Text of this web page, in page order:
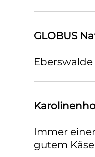
GLOBUS
Immer
gutem